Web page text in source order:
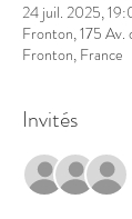
24 juil. 2025,
Fronton, 175 Av.
Fronton, France
Invités